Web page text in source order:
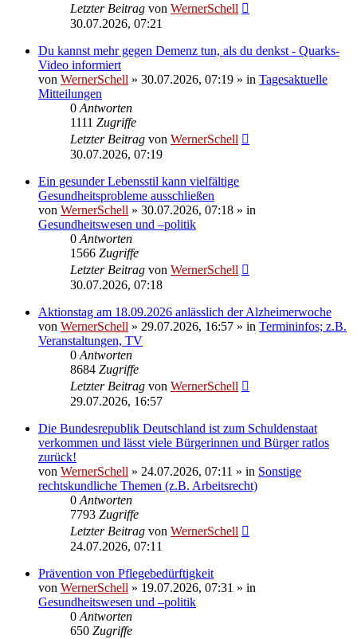
Letzter Beitrag von WernerSchell
30.07.2026, 07:21
Du kannst mehr gegen Demenz tun, als du denkst - Quarks-
Video informiert
von WernerSchell » 30.07.2026, 07:19 » in Tagesaktuelle
Mitteilungen
0 Antworten
1111 Zugriffe
Letzter Beitrag von WernerSchell
30.07.2026, 07:19
Ein gesunder Lebensstil kann vielfältige
Gesundheitsprobleme ausschließen
von WernerSchell » 30.07.2026, 07:18 » in
Gesundheitswesen und –politik
0 Antworten
1566 Zugriffe
Letzter Beitrag von WernerSchell
30.07.2026, 07:18
Aktionstag am 18.09.2026 anlässlich der Alzheimerwoche
von WernerSchell » 29.07.2026, 16:57 » in Termininfos; z.B.
Veranstaltungen, TV
0 Antworten
8684 Zugriffe
Letzter Beitrag von WernerSchell
29.07.2026, 16:57
Die Bundesrepublik Deutschland ist zum Schuldenstaat
verkommen und lässt viele Bürgerinnen und Bürger ratlos
zurück!
von WernerSchell » 24.07.2026, 07:11 » in Sonstige
rechtskundliche Themen (z.B. Arbeitsrecht)
0 Antworten
7793 Zugriffe
Letzter Beitrag von WernerSchell
24.07.2026, 07:11
Prävention von Pflegebedürftigkeit
von WernerSchell » 19.07.2026, 07:31 » in
Gesundheitswesen und –politik
0 Antworten
650 Zugriffe